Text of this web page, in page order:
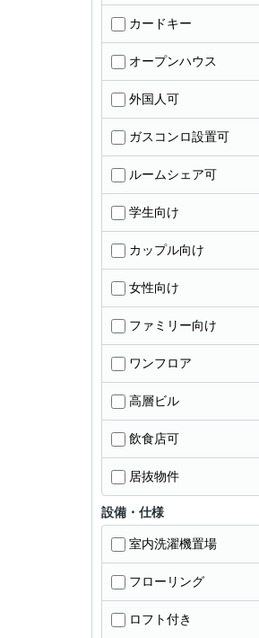
カードキー
オープンハウス
外国人可
ガスコンロ設置可
ルームシェア可
学生向け
カップル向け
女性向け
ファミリー向け
ワンフロア
高層ビル
飲食店可
居抜物件
設備・仕様
室内洗濯機置場
フローリング
ロフト付き